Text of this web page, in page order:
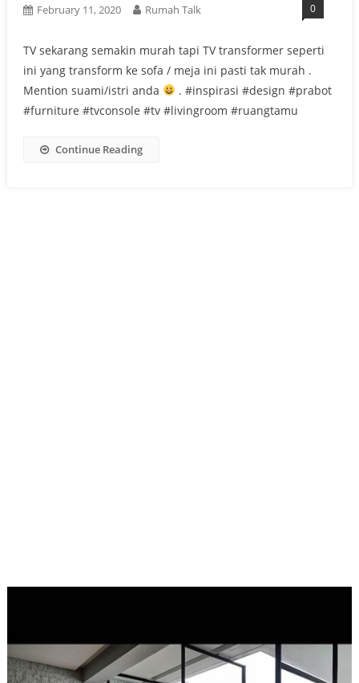
February 11, 2020 Rumah Talk 0
TV sekarang semakin murah tapi TV transformer seperti
ini yang transform ke sofa / meja ini pasti tak murah .
Mention suami/istri anda
. #inspirasi #design #prabot
#furniture #tvconsole #tv #livingroom #ruangtamu
Continue Reading